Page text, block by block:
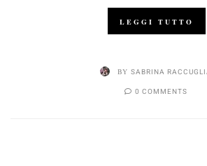
LEGGI TUTTO
BY SABRINA
0 COMMENTS